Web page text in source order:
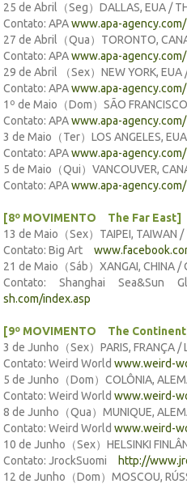
25 de Abril（Seg）DALLAS, EUA /
Contato: APAwww.apa-agency.com/
27 de Abril（Qua）TORONTO,
Contato: APAwww.apa-agency.com/
29 de Abril （Sex）NEW YORK, EUA
Contato: APAwww.apa-agency.com/
1º de Maio（Dom）SÃO
Contato: APAwww.apa-agency.com/
3 de Maio（Ter）LOS ANGELES,
Contato: APAwww.apa-agency.com/
5 de Maio（Qui）VANCOUVER,
Contato: APAwww.apa-agency.com/
[8º MOVIMENTO The Far East]
13 de Maio（Sex）TAIPEI, TAIWAN /
Contato: Big Art
21 de Maio（Sáb）XANGAI, CHINA /
Contato: Shanghai
sh.com/index.asp
[9º MOVIMENTO The
3 de Junho（Sex）PARIS, FRANÇA /
Contato: Weird World www.weird-
5 de Junho（Dom）COLÔNIA,
Contato: Weird World www.weird-
8 de Junho（Qua）MUNIQUE,
Contato: Weird World www.weird-
10 de Junho（Sex）HELSINKI
Contato: JrockSuomi
http://
12 de Junho（Dom）MOSCOU,